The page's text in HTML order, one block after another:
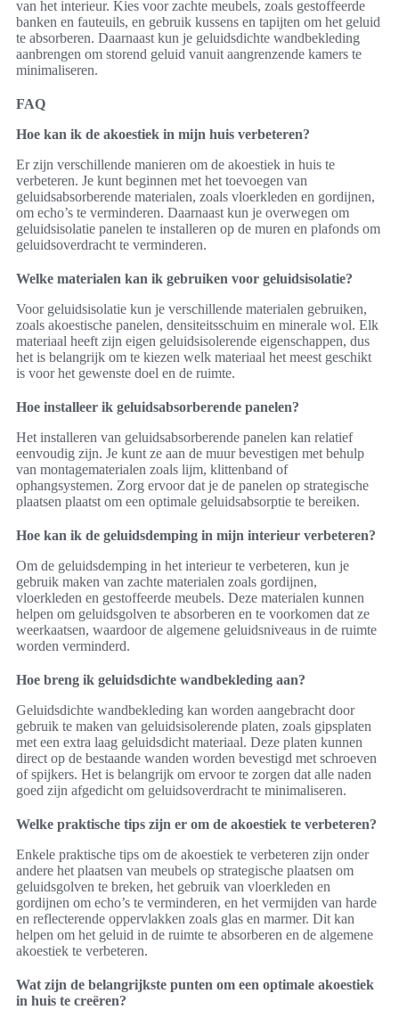
van het interieur. Kies voor zachte meubels, zoals gestoffeerde
banken en fauteuils, en gebruik kussens en tapijten om het geluid
te absorberen. Daarnaast kun je geluidsdichte wandbekleding
aanbrengen om storend geluid vanuit aangrenzende kamers te
minimaliseren.
FAQ
Hoe kan ik de akoestiek in mijn huis verbeteren?
Er zijn verschillende manieren om de akoestiek in huis te
verbeteren. Je kunt beginnen met het toevoegen van
geluidsabsorberende materialen, zoals vloerkleden en gordijnen,
om echo’s te verminderen. Daarnaast kun je overwegen om
geluidsisolatie panelen te installeren op de muren en plafonds om
geluidsoverdracht te verminderen.
Welke materialen kan ik gebruiken voor geluidsisolatie?
Voor geluidsisolatie kun je verschillende materialen gebruiken,
zoals akoestische panelen, densiteitsschuim en minerale wol. Elk
materiaal heeft zijn eigen geluidsisolerende eigenschappen, dus
het is belangrijk om te kiezen welk materiaal het meest geschikt
is voor het gewenste doel en de ruimte.
Hoe installeer ik geluidsabsorberende panelen?
Het installeren van geluidsabsorberende panelen kan relatief
eenvoudig zijn. Je kunt ze aan de muur bevestigen met behulp
van montagematerialen zoals lijm, klittenband of
ophangsystemen. Zorg ervoor dat je de panelen op strategische
plaatsen plaatst om een optimale geluidsabsorptie te bereiken.
Hoe kan ik de geluidsdemping in mijn interieur verbeteren?
Om de geluidsdemping in het interieur te verbeteren, kun je
gebruik maken van zachte materialen zoals gordijnen,
vloerkleden en gestoffeerde meubels. Deze materialen kunnen
helpen om geluidsgolven te absorberen en te voorkomen dat ze
weerkaatsen, waardoor de algemene geluidsniveaus in de ruimte
worden verminderd.
Hoe breng ik geluidsdichte wandbekleding aan?
Geluidsdichte wandbekleding kan worden aangebracht door
gebruik te maken van geluidsisolerende platen, zoals gipsplaten
met een extra laag geluidsdicht materiaal. Deze platen kunnen
direct op de bestaande wanden worden bevestigd met schroeven
of spijkers. Het is belangrijk om ervoor te zorgen dat alle naden
goed zijn afgedicht om geluidsoverdracht te minimaliseren.
Welke praktische tips zijn er om de akoestiek te verbeteren?
Enkele praktische tips om de akoestiek te verbeteren zijn onder
andere het plaatsen van meubels op strategische plaatsen om
geluidsgolven te breken, het gebruik van vloerkleden en
gordijnen om echo’s te verminderen, en het vermijden van harde
en reflecterende oppervlakken zoals glas en marmer. Dit kan
helpen om het geluid in de ruimte te absorberen en de algemene
akoestiek te verbeteren.
Wat zijn de belangrijkste punten om een optimale akoestiek
in huis te creëren?